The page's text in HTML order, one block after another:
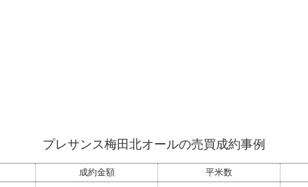
プレサンス梅田北オールの売買成約事例
成約金額
平米数